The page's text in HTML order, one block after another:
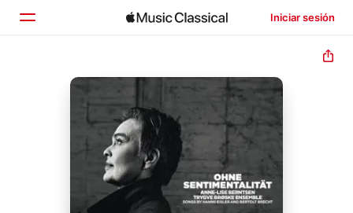
Iniciar sesión
Inicio